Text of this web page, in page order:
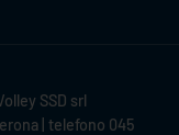
SSD srl
| telefono 045